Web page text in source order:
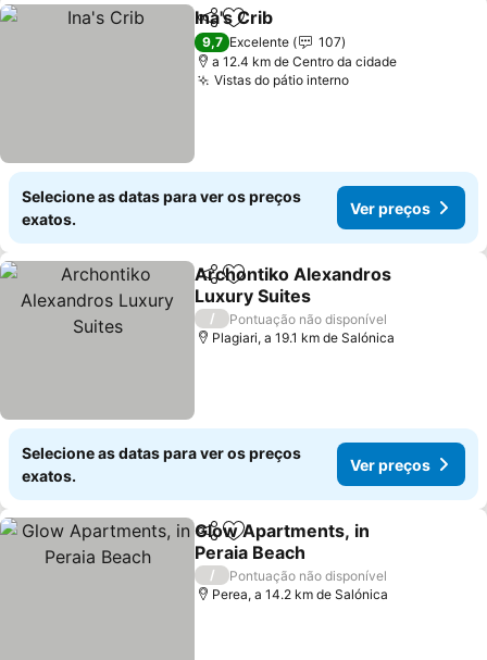
PartilharAdicionar aos favoritos
Ina's Crib
9,7 Excelente
107
a 12.4 km de Centro da cidade
Vistas do pátio interno
Selecione as datas para ver os preços
exatos.
Ver preços
PartilharAdicionar aos favoritos
Archontiko Alexandros
Luxury Suites
/
Pontuação não disponível
Plagiari, a 19.1 km de Salónica
Selecione as datas para ver os preços
exatos.
Ver preços
PartilharAdicionar aos favoritos
Glow Apartments, in
Peraia Beach
/
Pontuação não disponível
Perea, a 14.2 km de Salónica